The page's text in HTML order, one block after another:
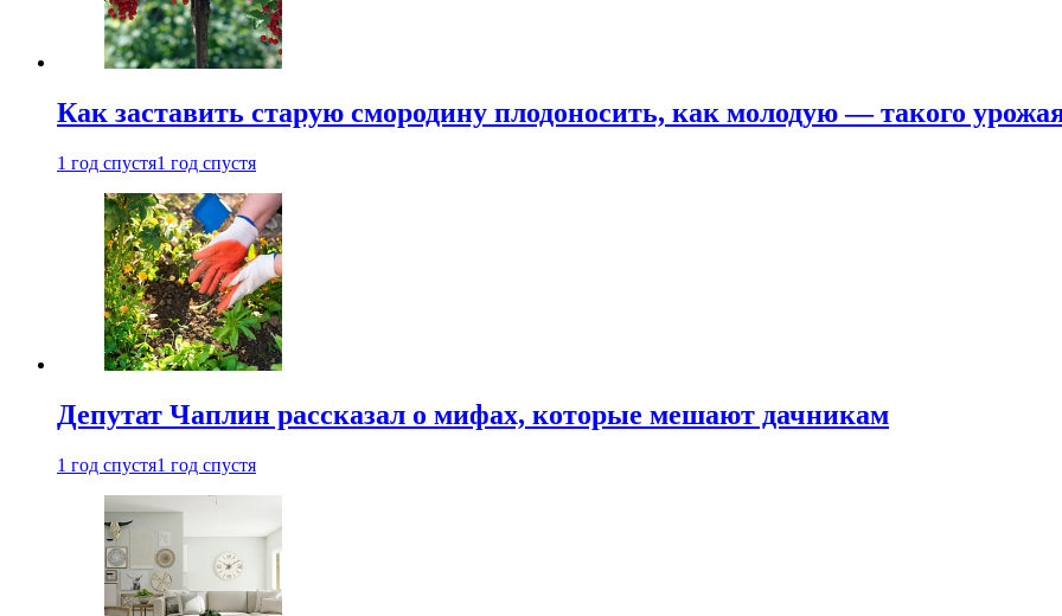
Как заставить старую смородину плодоносить, как молодую — такого
1 год спустя1 год спустя
Депутат Чаплин рассказал о мифах, которые мешают дачникам
1 год спустя1 год спустя